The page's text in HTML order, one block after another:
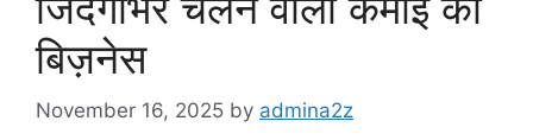
बिज़नेस
November 16, 2025 by admina2z